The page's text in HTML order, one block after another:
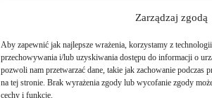
Zarządzaj zgodą
Aby zapewnić jak najlepsze wrażenia, korzystamy z
przechowywania i/lub uzyskiwania dostępu do informacji o
pozwoli nam przetwarzać dane, takie jak zachowanie podczas
na tej stronie. Brak wyrażenia zgody lub wycofanie zgody
cechy i funkcje.